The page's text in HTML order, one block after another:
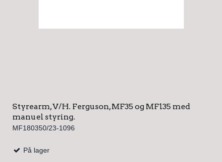
Styrearm, V/H. Ferguson, MF35 og MF135 med
manuel styring.
MF180350/23-1096
På lager